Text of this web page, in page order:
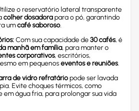
o reservatório lateral transparente
colher dosadorapara o pó, garantindo
umcafé saboroso.
Com sua capacidade de30 cafés, é
manhã em família, para manter o
corporativos, escritórios,
em pequenoseventos e reuniões.
de vidro refratáriopode ser lavada
Evite choques térmicos, como
em água fria, para prolongar sua vida